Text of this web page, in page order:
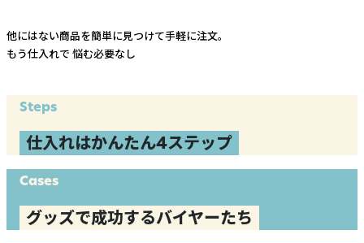
他にはない商品を簡単に見つけて手軽に注文。
もう仕入れで 悩む必要なし
Steps
仕入れはかんたん4ステップ
Cases
グッズで成功するバイヤーたち